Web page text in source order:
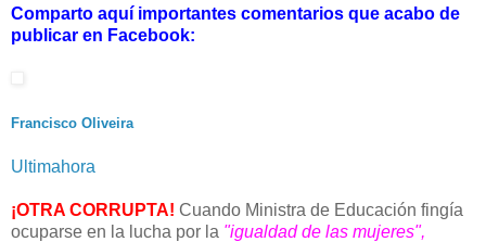
Comparto aquí importantes comentarios que acabo de
publicar en Facebook:
Francisco Oliveira
Ultimahora
¡OTRA CORRUPTA! Cuando Ministra de Educación fingía
ocuparse en la lucha por la "igualdad de las mujeres",